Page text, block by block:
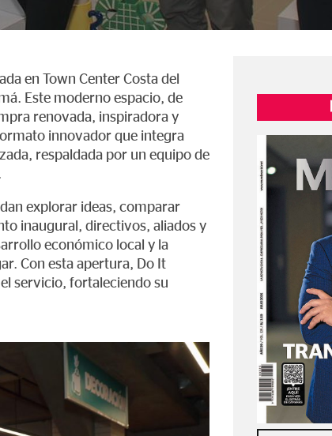
en Town Center Costa del
Este moderno espacio, de
renovada, inspiradora y
innovador que integra
respaldada por un equipo de
explorar ideas, comparar
inaugural, directivos, aliados y
económico local y la
Con esta apertura, Do It
servicio, fortaleciendo su